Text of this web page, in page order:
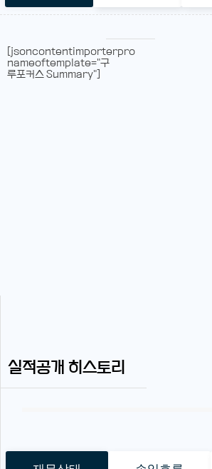
[jsoncontentimporterpro
nameoftemplate="구
루포커스 Summary"]
실적공개 히스토리